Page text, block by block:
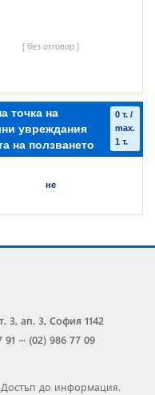
[ без отговор ]
точка на
увреждания
на ползването
0 т. /
max.
1 т.
не
3, ап. 3, София 1142
91 ··· (02) 986 77 09
до информация.